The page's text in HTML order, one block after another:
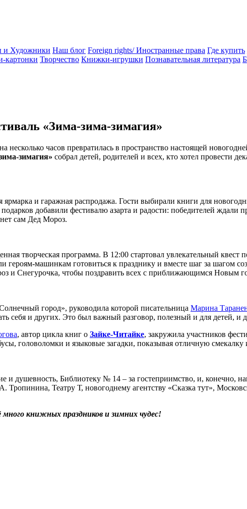
и Художники Наш блог Foreign rights/ Иностранные права Где купить
картонки Творчество Книжки-игрушки Познавательная литература
«Зима-зима-зимагия»
часов превратилась в пространство настоящей
зимагия» собрал детей, родителей и всех, кто хотел провести
ярмарка и гаражная распродажа. Гости выбирали книги для
добавили фестивалю азарта и радости: победителей ждали
сам Дед Мороз.
творческая программа. В 12:00 стартовал увлекательный квест
машинкам готовиться к празднику и вместе шаг за шагом
и Снегурочка, чтобы поздравить всех с приближающимся Новым
город», руководила которой писательница Марина
себя и других. Это был важный разговор, полезный и для детей, и
, автор цикла книг о Зайке-Читайке, закружила участников
головоломки и языковые загадки, показывая отличную смекалку
и душевность, Библиотеку № 14 – за гостеприимство, и, конечно,
Тропинина, Театру Т, новогоднему агентству «Сказка тут»,
книжных праздников и зимних чудес!